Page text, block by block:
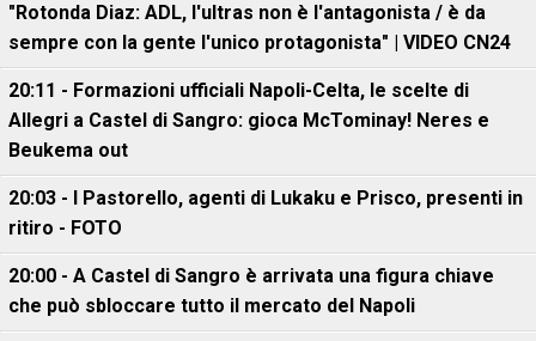
"Rotonda Diaz: ADL, l'ultras non è l'antagonista / è da
sempre con la gente l'unico protagonista" | VIDEO CN24
20:11 - Formazioni ufficiali Napoli-Celta, le scelte di
Allegri a Castel di Sangro: gioca McTominay! Neres e
Beukema out
20:03 - I Pastorello, agenti di Lukaku e Prisco, presenti in
ritiro - FOTO
20:00 - A Castel di Sangro è arrivata una figura chiave
che può sbloccare tutto il mercato del Napoli